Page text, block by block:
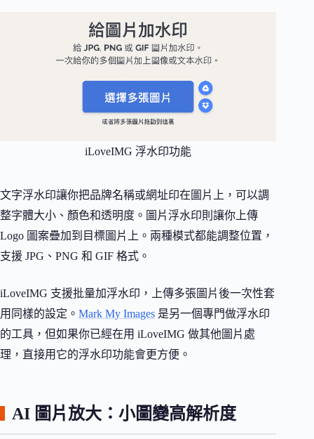
iLoveIMG 浮水印功能
文字浮水印讓你把品牌名稱或網址印在圖片上，可以調
整字體大小、顏色和透明度。圖片浮水印則讓你上傳
Logo 圖案疊加到目標圖片上。兩種模式都能調整位置，
支援 JPG、PNG 和 GIF 格式。
iLoveIMG 支援批量加浮水印，上傳多張圖片後一次性套
用同樣的設定。 Mark My Images 是另一個專門做浮水印
的工具，但如果你已經在用 iLoveIMG 做其他圖片處
理，直接用它的浮水印功能會更方便。
AI 圖片放大：小圖變高解析度